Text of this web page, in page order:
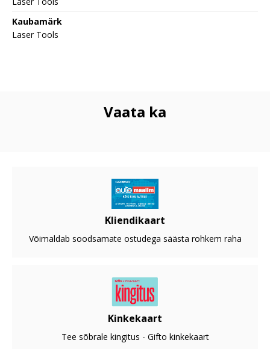
Kaubamärk
Laser Tools
Vaata ka
Kliendikaart
Võimaldab soodsamate ostudega säästa rohkem raha
Kinkekaart
Tee sõbrale kingitus - Gifto kinkekaart